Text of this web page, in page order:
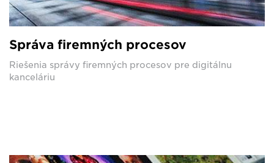
Správa firemných procesov
Riešenia správy firemných procesov pre digitálnu
kanceláriu